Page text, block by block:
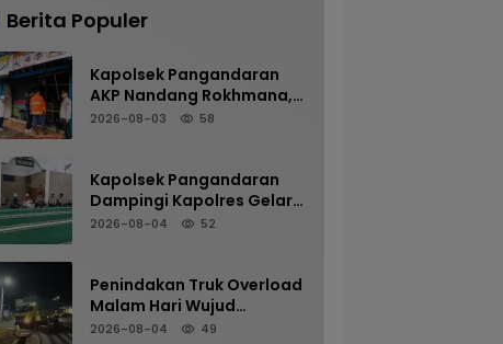
Berita Populer
Kapolsek Pangandaran
AKP Nandang Rokhmana,
S.H., M.H. Bersama
2026-08-03 58
Kapolsek Pangandaran
Dampingi Kapolres Gelar
Sholat Subuh Keliling di
Jaga Kamtibmas
2026-08-04 52
Penindakan Truk Overload
Malam Hari Wujud
Komitmen Satlantas
2026-08-04 49